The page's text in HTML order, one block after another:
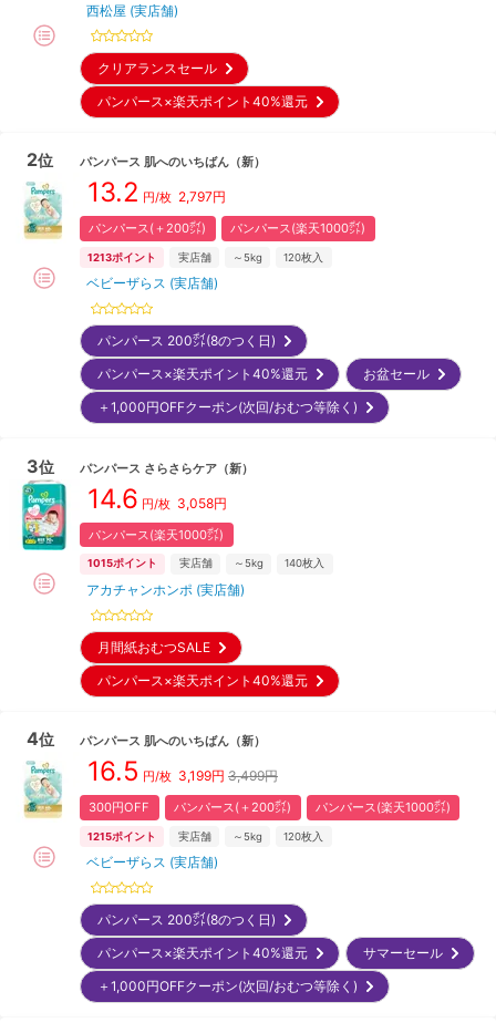
西松屋 (実店舗)
クリアランスセール
パンパース×楽天ポイント40%還元
2位 パンパース 肌へのいちばん （新）
13.2 円/枚 2,797円
パンパース(＋200㌽) パンパース(楽天1000㌽)
1213ポイント 実店舗 ～5kg 120枚入
ベビーザらス (実店舗)
パンパース 200㌽(8のつく日)
パンパース×楽天ポイント40%還元
お盆セール
＋1,000円OFFクーポン(次回/おむつ等除く)
3位 パンパース さらさらケア （新）
14.6 円/枚 3,058円
パンパース(楽天1000㌽)
1015ポイント 実店舗 ～5kg 140枚入
アカチャンホンポ (実店舗)
月間紙おむつSALE
パンパース×楽天ポイント40%還元
4位 パンパース 肌へのいちばん （新）
16.5 円/枚 3,199円 3,499円
300円OFF パンパース(＋200㌽) パンパース(楽天1000㌽)
1215ポイント 実店舗 ～5kg 120枚入
ベビーザらス (実店舗)
パンパース 200㌽(8のつく日)
パンパース×楽天ポイント40%還元
サマーセール
＋1,000円OFFクーポン(次回/おむつ等除く)